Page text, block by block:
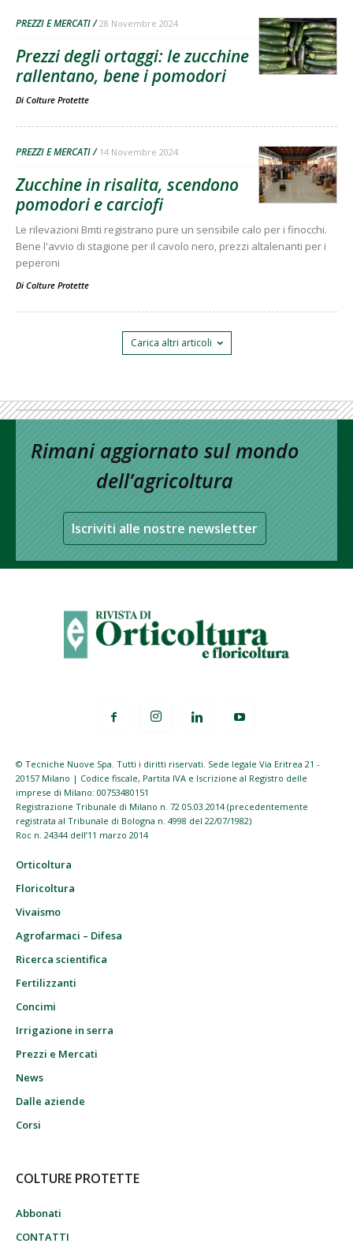
PREZZI E MERCATI 28 Novembre 2024
Prezzi degli ortaggi: le zucchine
rallentano, bene i pomodori
Di Colture Protette
PREZZI E MERCATI 14 Novembre 2024
Zucchine in risalita, scendono
pomodori e carciofi
Le rilevazioni Bmti registrano pure un sensibile calo per i finocchi.
Bene l'avvio di stagione per il cavolo nero, prezzi altalenanti per i
peperoni
Di Colture Protette
Carica altri articoli
Rimani aggiornato sul mondo
dell’agricoltura
Iscriviti alle nostre newsletter
© Tecniche Nuove Spa. Tutti i diritti riservati. Sede legale Via Eritrea 21 -
20157 Milano | Codice fiscale, Partita IVA e Iscrizione al Registro delle
imprese di Milano: 00753480151
Registrazione Tribunale di Milano n. 72 05.03.2014 (precedentemente
registrata al Tribunale di Bologna n. 4998 del 22/07/1982)
Roc n. 24344 dell’11 marzo 2014
Orticoltura
Floricoltura
Vivaismo
Agrofarmaci – Difesa
Ricerca scientifica
Fertilizzanti
Concimi
Irrigazione in serra
Prezzi e Mercati
News
Dalle aziende
Corsi
COLTURE PROTETTE
Abbonati
CONTATTI